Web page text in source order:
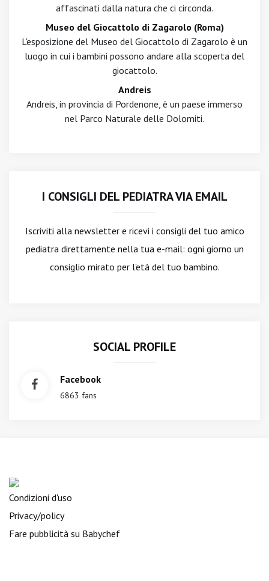
affascinati dalla natura che ci circonda.
Museo del Giocattolo di Zagarolo (Roma)
L'esposizione del Museo del Giocattolo di Zagarolo è un
luogo in cui i bambini possono andare alla scoperta del
giocattolo.
Andreis
Andreis, in provincia di Pordenone, è un paese immerso
nel Parco Naturale delle Dolomiti.
I CONSIGLI DEL PEDIATRA VIA EMAIL
Iscriviti alla newslettere ricevi i consigli del tuo amico
pediatra direttamente nella tua e-mail: ogni giorno un
consiglio mirato per l'età del tuo bambino.
SOCIAL PROFILE
Facebook
6863 fans
Condizioni d'uso
Privacy/policy
Fare pubblicità su Babychef